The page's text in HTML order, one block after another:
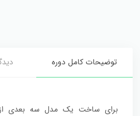
توضیحات کامل دوره
برای ساخت یک مدل سه بعدی